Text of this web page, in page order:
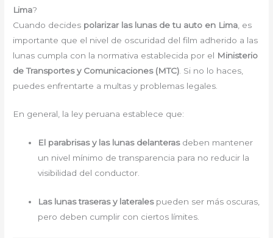
Lima?
Cuando decides polarizar las lunas de tu auto en Lima , es
importante que el nivel de oscuridad del film adherido a las
lunas cumpla con la normativa establecida por el Ministerio
de Transportes y Comunicaciones (MTC) . Si no lo haces,
puedes enfrentarte a multas y problemas legales.
En general, la ley peruana establece que:
El parabrisas y las lunas delanterasdeben mantener
un nivel mínimo de transparencia para no reducir la
visibilidad del conductor.
Las lunas traseras y lateralespueden ser más oscuras,
pero deben cumplir con ciertos límites.